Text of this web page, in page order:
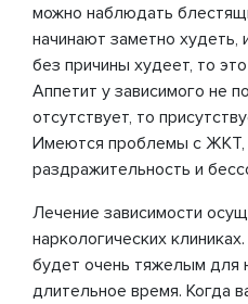
можно наблюдать
начинают заметно худеть,
без причины худеет, то
Аппетит у зависимого не
отсутствует, то
Имеются проблемы с ЖКТ,
раздражительность и
Лечение зависимости
наркологических
будет очень тяжелым для
длительное время. Когда